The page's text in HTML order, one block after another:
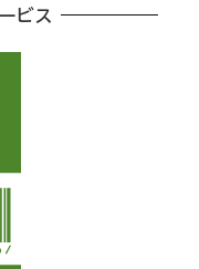
ビス